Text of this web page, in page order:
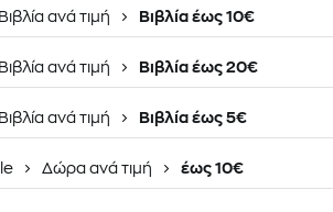
Βιβλία ανά τιμή Βιβλία έως 10€
Βιβλία ανά τιμή Βιβλία έως 20€
Βιβλία ανά τιμή Βιβλία έως 5€
Δώρα ανά τιμή έως 10€